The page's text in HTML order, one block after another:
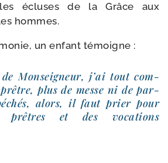
écluses de la Grâce aux
hommes.
un enfant témoigne :
Monseigneur, j’ai tout com­
plus de messe ni de par­
alors, il faut prier pour
prêtres et des voca­tions